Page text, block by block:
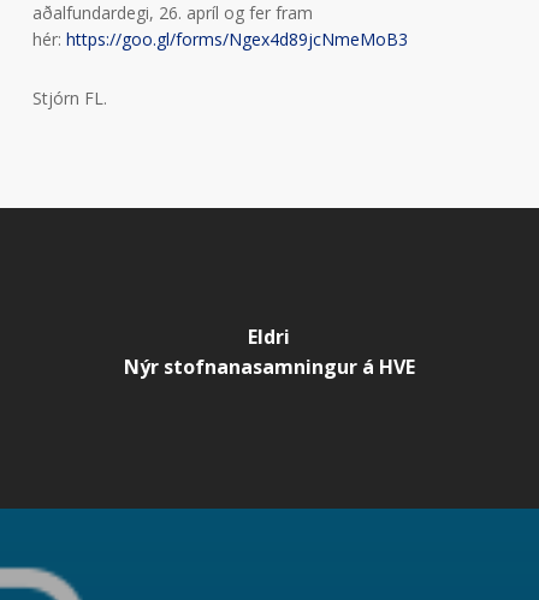
aðalfundardegi, 26. apríl og fer fram
hér: https://goo.gl/forms/Ngex4d89jcNmeMoB3
Stjórn FL.
Eldri
Nýr stofnanasamningur á HVE